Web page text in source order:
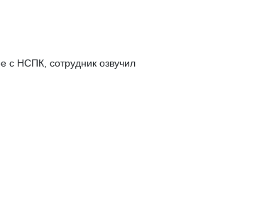
с НСПК, сотрудник озвучил